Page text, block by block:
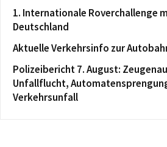
1. Internationale Roverchallenge
Deutschland
Aktuelle Verkehrsinfo zur
Polizeibericht 7. August:
Unfallflucht,
Verkehrsunfall